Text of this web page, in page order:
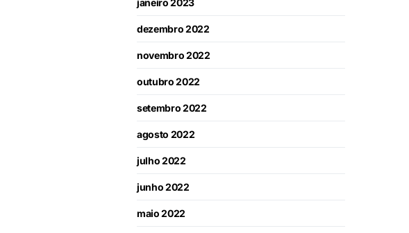
janeiro 2023
dezembro 2022
novembro 2022
outubro 2022
setembro 2022
agosto 2022
julho 2022
junho 2022
maio 2022